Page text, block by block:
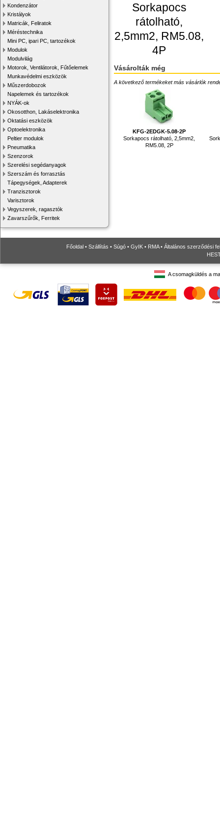
Kondenzátor
Kristályok
Matricák, Feliratok
Méréstechnika
Mini PC, ipari PC, tartozékok
Modulok
Modulvilág
Motorok, Ventilátorok, Fűtőelemek
Munkavédelmi eszközök
Műszerdobozok
Napelemek és tartozékok
NYÁK-ok
Okosotthon, Lakáselektronika
Oktatási eszközök
Optoelektronika
Peltier modulok
Pneumatika
Szenzorok
Szerelési segédanyagok
Szerszám és forrasztás
Tápegységek, Adapterek
Tranzisztorok
Varisztorok
Vegyszerek, ragasztók
Zavarszűrők, Ferritek
Sorkapocs
rátolható,
2,5mm2, RM5.08,
4P
Vásárolták még
A következő termékeket más vásárlók
KFG-2EDGK-5.08-2P
Sorkapocs rátolható, 2,5mm2,
RM5.08, 2P
Főoldal • Szállítás • Súgó • GyIK • RMA• Általános szerződési
A csomagküldés a